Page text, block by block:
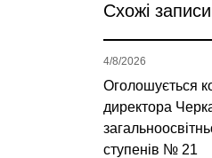
Схожі записи
Оголошується
директора
ступенів № 21
4/8/2026